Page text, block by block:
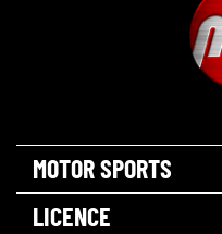
MOTOR SPORTS
LICENCE